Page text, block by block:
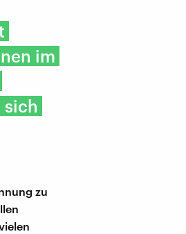
im
sich
zu